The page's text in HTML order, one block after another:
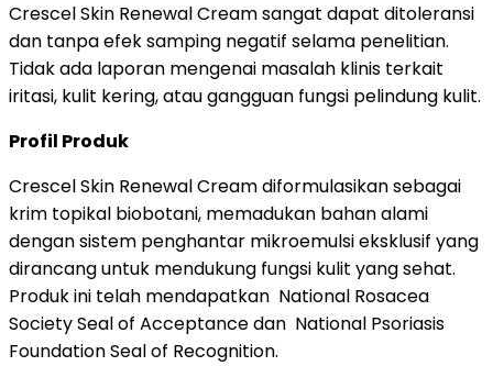
Crescel Skin Renewal Cream sangat dapat ditoleransi
dan tanpa efek samping negatif selama penelitian.
Tidak ada laporan mengenai masalah klinis terkait
iritasi, kulit kering, atau gangguan fungsi pelindung kulit.
Profil Produk
Crescel Skin Renewal Cream diformulasikan sebagai
krim topikal biobotani, memadukan bahan alami
dengan sistem penghantar mikroemulsi eksklusif yang
dirancang untuk mendukung fungsi kulit yang sehat.
Produk ini telah mendapatkan National Rosacea
Society Seal of Acceptance dan National Psoriasis
Foundation Seal of Recognition.